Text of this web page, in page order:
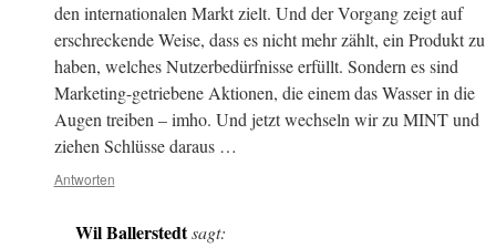
den internationalen Markt zielt. Und der Vorgang zeigt auf
erschreckende Weise, dass es nicht mehr zählt, ein Produkt zu
haben, welches Nutzerbedürfnisse erfüllt. Sondern es sind
Marketing-getriebene Aktionen, die einem das Wasser in die
Augen treiben – imho. Und jetzt wechseln wir zu MINT und
ziehen Schlüsse daraus …
Antworten
Wil Ballerstedtsagt: